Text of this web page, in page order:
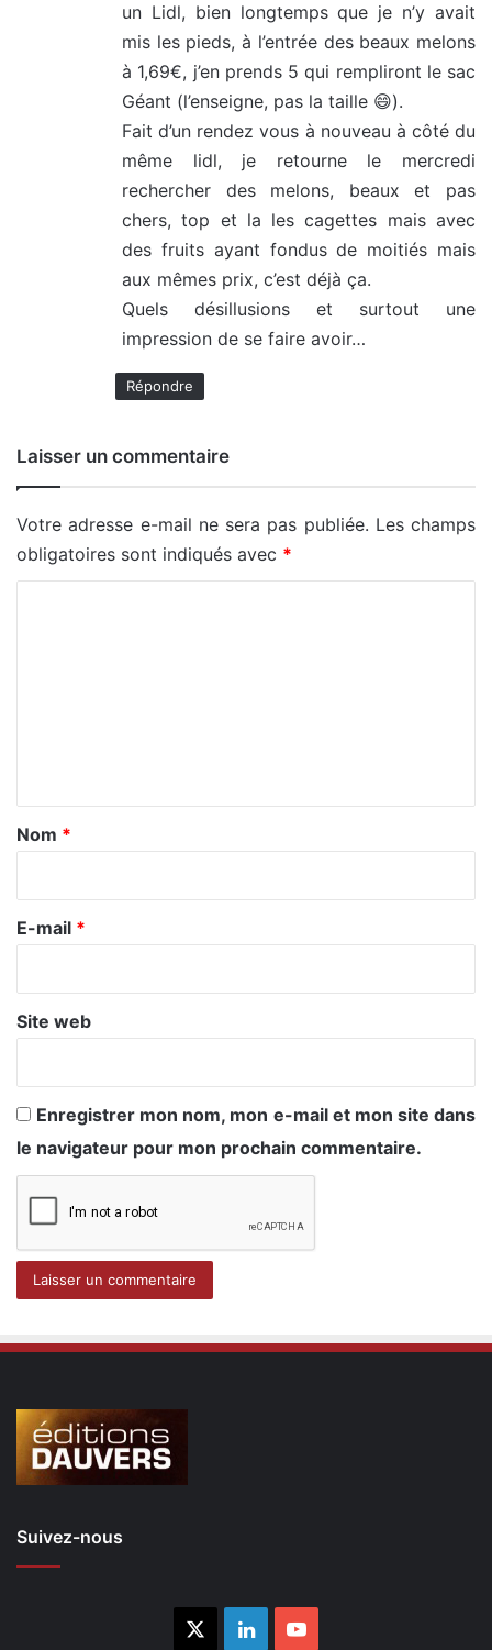
un Lidl, bien longtemps que je n’y avait
mis les pieds, à l’entrée des beaux melons
à 1,69€, j’en prends 5 qui rempliront le sac
Géant (l’enseigne, pas la taille 😄).
Fait d’un rendez vous à nouveau à côté du
même lidl, je retourne le mercredi
rechercher des melons, beaux et pas
chers, top et la les cagettes mais avec
des fruits ayant fondus de moitiés mais
aux mêmes prix, c’est déjà ça.
Quels désillusions et surtout une
impression de se faire avoir…
Répondre
Laisser un commentaire
Votre adresse e-mail ne sera pas publiée. Les champs
obligatoires sont indiqués avec *
a
r
e
Nom *
E-mail *
Site web
Enregistrer mon nom, mon e-mail et mon site dans
le navigateur pour mon prochain commentaire.
Suivez-nous
LinkedinYouTube